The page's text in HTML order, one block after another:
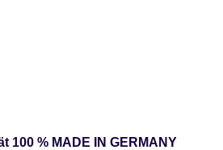
100 % MADE IN GERMANY